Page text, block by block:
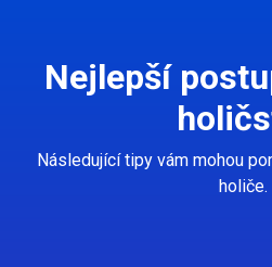
Nejlepší
Následující tipy vám mohou
holiče.